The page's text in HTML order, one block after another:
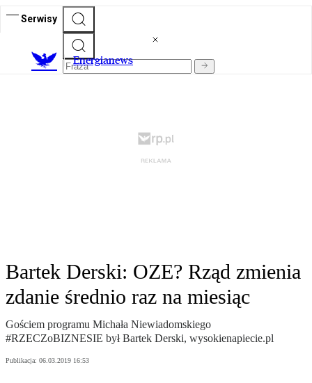
Serwisy
Energianews
Bartek Derski: OZE? Rząd zmienia
zdanie średnio raz na miesiąc
Gościem programu Michała Niewiadomskiego
#RZECZoBIZNESIE był Bartek Derski, wysokienapiecie.pl
Publikacja: 06.03.2019 16:53